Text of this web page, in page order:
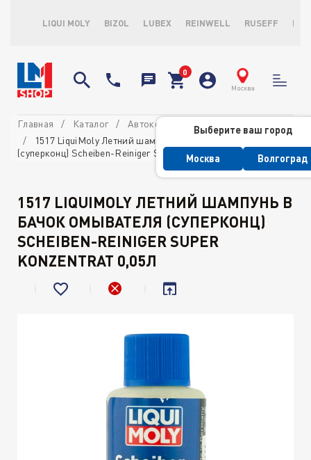
LIQUI MOLY BIZOL LUBEX REINWELL RUSEFF
Москва
Выберите ваш город
Москва Волгоград
Главная Каталог Автокосметика
1517 LiquiMoly Летний шампунь в бачок омывателя
(суперконц) Scheiben-Reiniger Super Konzentrat 0,05л
1517 LIQUIMOLY ЛЕТНИЙ ШАМПУНЬ В
БАЧОК ОМЫВАТЕЛЯ (СУПЕРКОНЦ)
SCHEIBEN-REINIGER SUPER
KONZENTRAT 0,05Л